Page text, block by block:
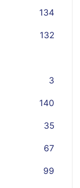
134
132
3
140
35
67
99